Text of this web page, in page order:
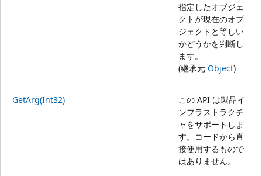
指定したオブジェ
クトが現在のオブ
ジェクトと等しい
かどうかを判断し
ます。
(継承元 Object)
GetArg(Int32)
この API は製品イ
ンフラストラクチ
ャをサポートしま
す。コードから直
接使用するもので
はありません。